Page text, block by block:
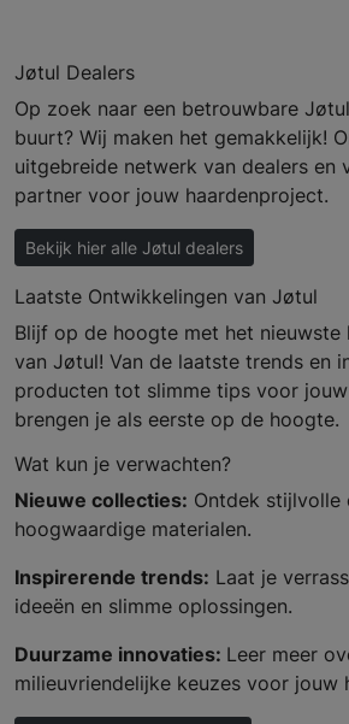
Jøtul Dealers
Op zoek naar een betrouwbare
buurt? Wij maken het gemakkelijk!
uitgebreide netwerk van dealers en
partner voor jouw haardenproject.
Bekijk hier alle Jøtul dealers
Laatste Ontwikkelingen van Jøtul
Blijf op de hoogte met het nieuwste
van Jøtul! Van de laatste trends en
producten tot slimme tips voor
brengen je als eerste op de hoogte.
Wat kun je verwachten?
Nieuwe collecties: Ontdek stijlvolle
hoogwaardige materialen.
Inspirerende trends: Laat je
ideeën en slimme oplossingen.
Duurzame innovaties: Leer meer
milieuvriendelijke keuzes voor jouw